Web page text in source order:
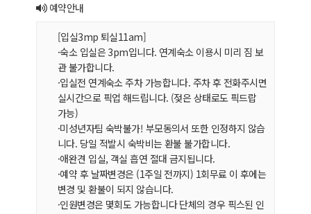
예약안내
[입실3mp 퇴실11am]
·숙소 입실은 3pm입니다. 연계숙소 이용시 미리 짐 보
관 불가합니다.
·입실전 연계숙소 주차 가능합니다. 주차 후 전화주시면
실시간으로 픽업 해드립니다. (젖은 상태로도 픽드랍
가능)
·미성년자팀 숙박불가! 부모동의서 또한 인정하지 않습
니다. 당일 적발시 숙박비는 환불 불가합니다.
·애완견 입실, 객실 흡연 절대 금지됩니다.
·예약 후 날짜변경은 (1주일 전까지) 1회무료 이 후에는
변경 및 환불이 되지 않습니다.
·인원변경은 몇회도 가능합니다 단체의 경우 픽스된 인